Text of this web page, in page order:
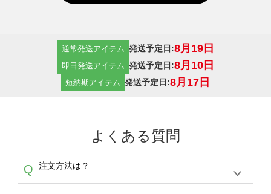
通常発送アイテム 発送予定日:8月19日
即日発送アイテム 発送予定日:8月10日
短納期アイテム 発送予定日:8月17日
よくある質問
Q 注文方法は？